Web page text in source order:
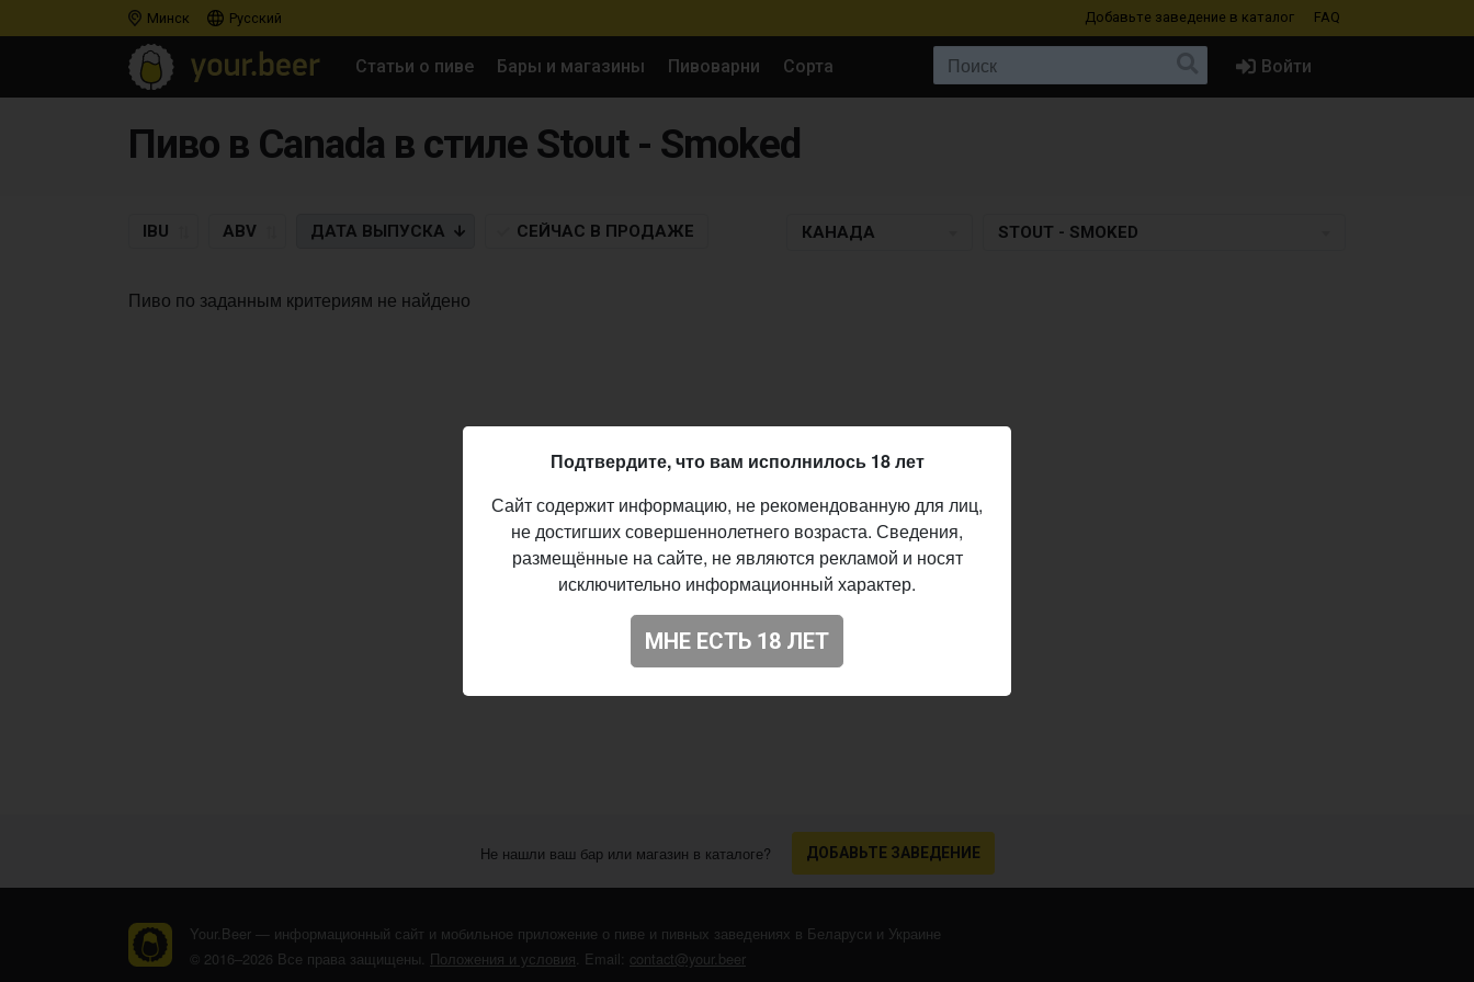
Минск Русский Добавьте заведение в каталог FAQ
Статьи о пиве Бары и магазины Пивоварни Сорта Войти
Пиво в Canada в стиле Stout - Smoked
IBU ABV ДАТА ВЫПУСКА СЕЙЧАС В ПРОДАЖЕ КАНАДА STOUT - SMOKED
Пиво по заданным критериям не найдено
Не нашли ваш бар или магазин в каталоге? ДОБАВЬТЕ ЗАВЕДЕНИЕ
Your.Beer — информационный сайт и мобильное приложение о пиве и пивных заведениях в Беларуси и Украине
© 2016–2026 Все права защищены. Положения и условия. Email: contact@your.beer
Подтвердите, что вам исполнилось 18 лет
Сайт содержит информацию, не рекомендованную для лиц,
не достигших совершеннолетнего возраста. Сведения,
размещённые на сайте, не являются рекламой и носят
исключительно информационный характер.
МНЕ ЕСТЬ 18 ЛЕТ